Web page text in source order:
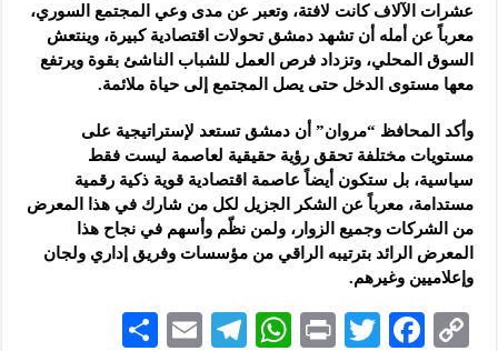
عشرات الآلاف كانت لافتة، وتعبر عن مدى وعي المجتمع السوري،
معرباً عن أمله أن تشهد دمشق تحولات اقتصادية كبيرة، وينتعش
السوق المحلي، وتزداد فرص العمل للشباب الناشئ بقوة ويرتفع
معها مستوى الدخل حتى يصل المجتمع إلى حياة ملائمة.
وأكد المحافظ “مروان” أن دمشق تستعد لإستراتيجية على
مستويات مختلفة تحقق رؤية حقيقية لعاصمة ليست فقط
سياسية، بل ستكون أيضاً عاصمة اقتصادية قوية ذكية رقمية
مستدامة، معرباً عن الشكر الجزيل لكل من شارك في هذا المعرض
من الشركات وجميع الزوار، ولمن نظّم وأسهم في نجاح هذا
المعرض الرائد بترتيبه الراقي من مؤسسات وفريق إداري ولجان
وإعلاميين وغيرهم.
C
F
T
P
W
Te
E